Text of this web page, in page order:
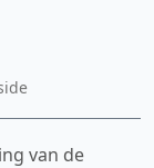
van de